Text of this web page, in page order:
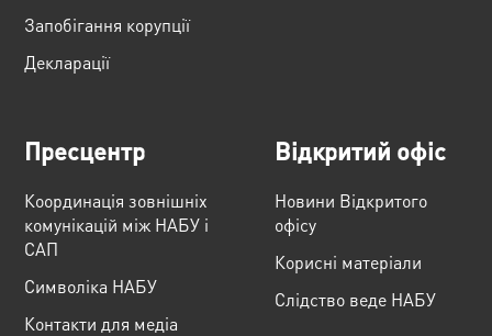
Запобігання корупції
Декларації
Пресцентр
Координація зовнішніх
комунікацій між НАБУ і
САП
Cимволіка НАБУ
Контакти для медіа
Відкритий офіс
Новини Відкритого
офісу
Корисні матеріали
Слідство веде НАБУ